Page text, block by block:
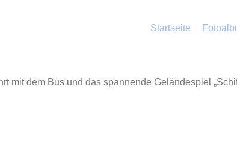
Startseite
mit dem Bus und das spannende Geländespiel